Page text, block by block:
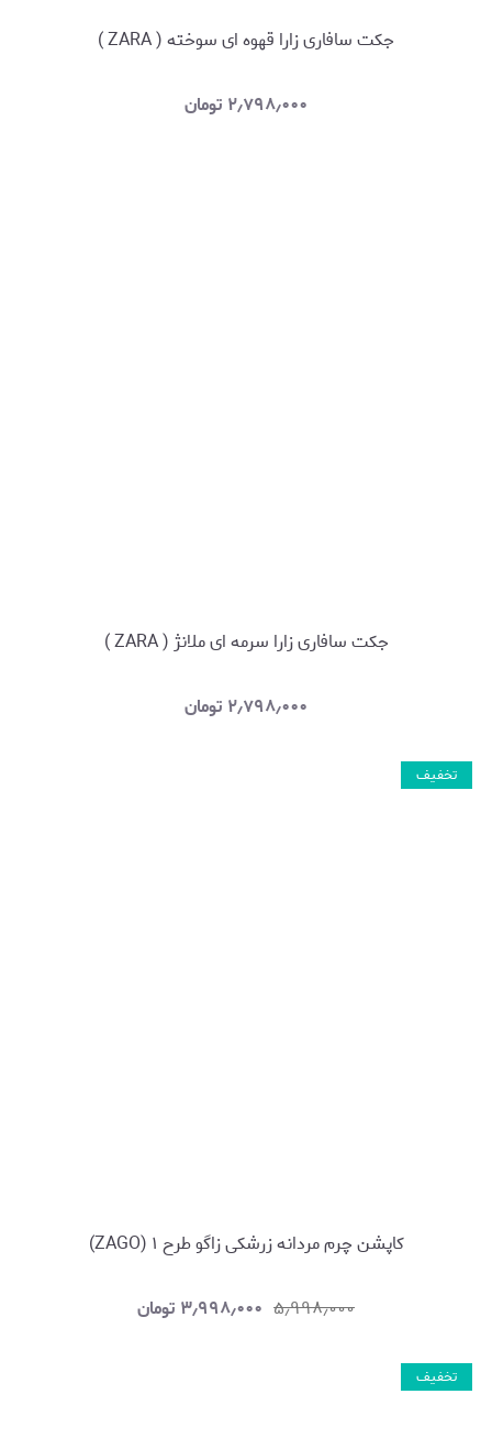
جکت سافاری زارا قهوه ای سوخته ( ZARA )
۲٫۷۹۸٫۰۰۰ تومان
جکت سافاری زارا سرمه ای ملانژ ( ZARA )
۲٫۷۹۸٫۰۰۰ تومان
تخفیف
کاپشن چرم مردانه زرشکی زاگو طرح ۱ (ZAGO)
۵٫۹۹۸٫۰۰۰ ۳٫۹۹۸٫۰۰۰ تومان
تخفیف